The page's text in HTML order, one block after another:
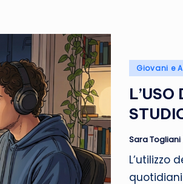
Posted
Giovani e
Posted
Sara Togliani
L’utilizzo